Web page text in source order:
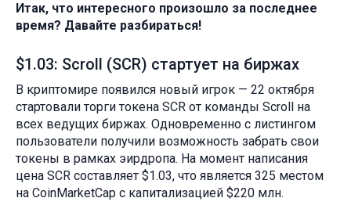
Итак, что интересного произошло за последнее
время? Давайте разбираться!
$1.03: Scroll (SCR) стартует на биржах
В криптомире появился новый игрок — 22 октября
стартовали торги токена SCR от команды Scroll на
всех ведущих биржах. Одновременно с листингом
пользователи получили возможность забрать свои
токены в рамках эирдропа. На момент написания
цена SCR составляет $1.03, что является 325 местом
на CoinMarketCap с капитализацией $220 млн.